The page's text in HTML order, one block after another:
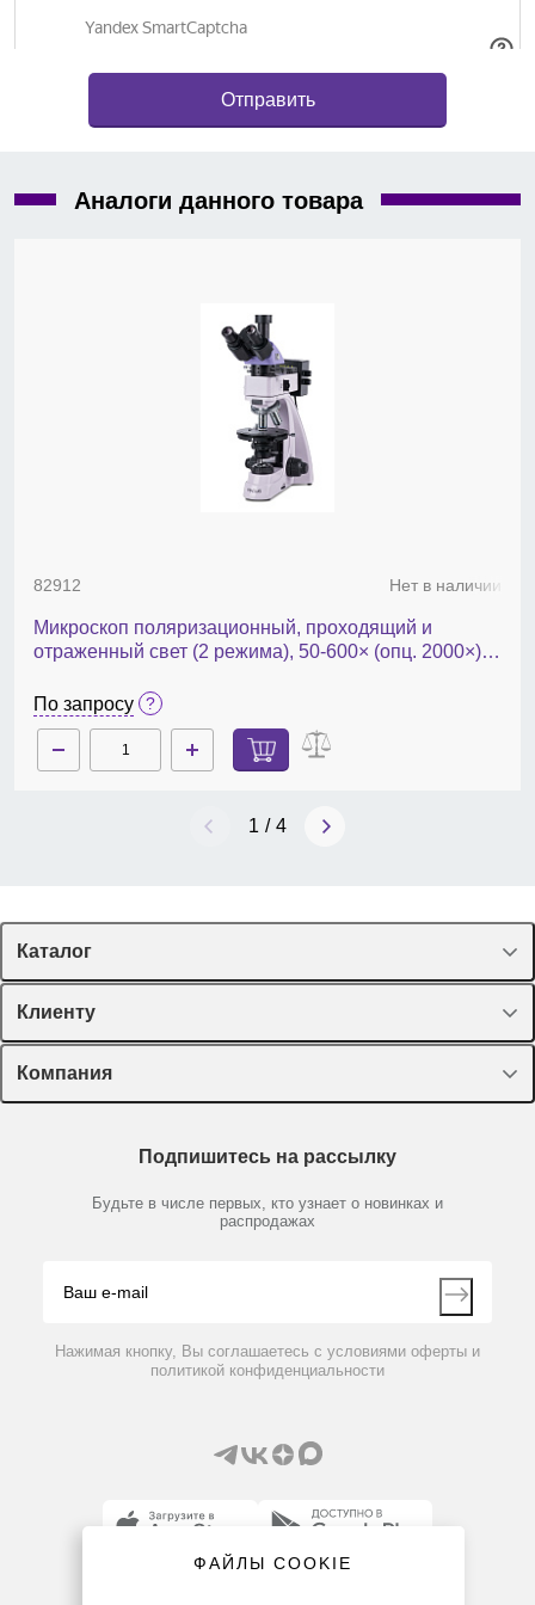
разрешения (5.9 Мп) с байонетом C, DS-Fi3, Nikon;
Мп), DS-Ri2, Nikon
Аналоги данного товара
82912 Нет в наличии
Микроскоп поляризационный, проходящий и
отраженный свет (2 режима), 50-600× (опц. 2000×),
По запросу
1 / 4
Каталог
Спецпредложения
Оборудование, приборы
Пластик, стекло, принадлежности
Химические реактивы, препараты, наборы
Производители
Клиенту
Лекторий Диаэм
Доставка и оплата
Мобильное приложение
Компания
Партнеры
Контакты
Подпишитесь на рассылку
Будьте в числе первых, кто узнает о новинках и
распродажах
Нажимая кнопку, Вы соглашаетесь с условиями оферты и
политикой конфиденциальности
ФАЙЛЫ COOKIE